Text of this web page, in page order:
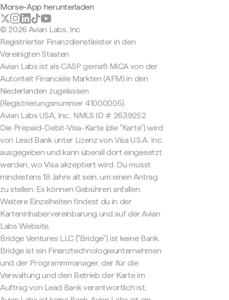
Morse-App herunterladen
© 2026 Avian Labs, Inc
Registrierter Finanzdienstleister in den
Vereinigten Staaten
Avian Labs ist als CASP gemäß MiCA von der
Autoriteit Financiële Markten (AFM) in den
Niederlanden zugelassen
(Registrierungsnummer 41000005).
Avian Labs USA, Inc., NMLS ID # 2639252
Die Prepaid-Debit-Visa-Karte (die "Karte") wird
von Lead Bank unter Lizenz von Visa U.S.A. Inc.
ausgegeben und kann überall dort eingesetzt
werden, wo Visa akzeptiert wird. Du musst
mindestens 18 Jahre alt sein, um einen Antrag
zu stellen. Es können Gebühren anfallen.
Weitere Einzelheiten findest du in der
Karteninhabervereinbarung und auf der Avian
Labs Website.
Bridge Ventures LLC ("Bridge") ist keine Bank.
Bridge ist ein Finanztechnologieunternehmen
und der Programmmanager, der für die
Verwaltung und den Betrieb der Karte im
Auftrag von Lead Bank verantwortlich ist.